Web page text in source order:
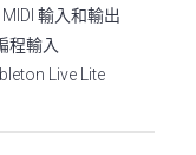
輸入和輸出
程輸入
Live Lite